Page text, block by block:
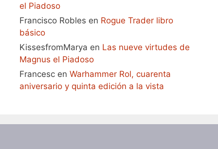
el Piadoso
Francisco Robles en Rogue Trader libro
básico
KissesfromMarya en Las nueve virtudes de
Magnus el Piadoso
Francesc en Warhammer Rol, cuarenta
aniversario y quinta edición a la vista